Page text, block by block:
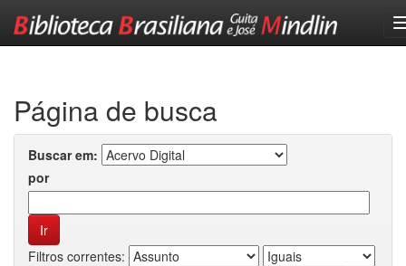
Página de busca
Buscar em:
por
Filtros correntes: